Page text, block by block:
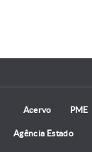
Acervo PME
Agência Estado